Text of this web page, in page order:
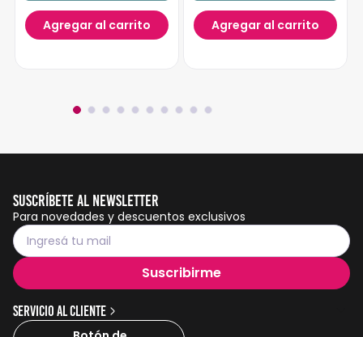
Agregar al carrito Agregar al carrito
Suscríbete al Newsletter
Para novedades y descuentos exclusivos
Suscribirme
Servicio al cliente